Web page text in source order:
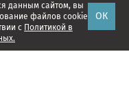
данным сайтом, вы
файлов cookie
с Политикой в
ОК